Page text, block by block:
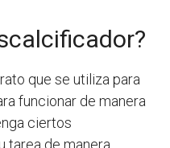
que se utiliza para
funcionar de manera
ciertos
tarea de manera